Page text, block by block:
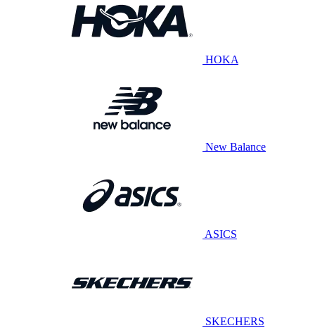
HOKA
New Balance
ASICS
SKECHERS